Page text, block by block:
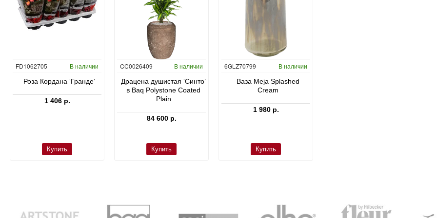
FD1062705 В наличии
Роза Кордана ‘Гранде’
1 406 р.
Купить
CC0026409 В наличии
Драцена душистая ‘Синто’
в Baq Polystone Coated
Plain
84 600 р.
Купить
6GLZ70799 В наличии
Ваза Meja Splashed
Cream
1 980 р.
Купить